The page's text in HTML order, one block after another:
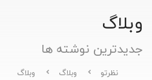
وبلاگ
جدیدترین نوشته ها
نظرتو وبلاگ
وبلاگ